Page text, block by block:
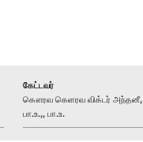
கேட்டவர்
கௌரவ கெளரவ விக்டர் அந்தனீ,
பா.உ.,, பா.உ.